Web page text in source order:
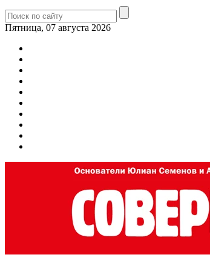
Пятница, 07 августа 2026